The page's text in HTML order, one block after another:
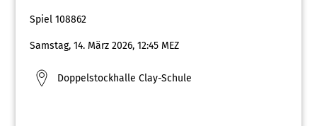
Spiel 108862
Samstag, 14. März 2026, 12:45 MEZ
Doppelstockhalle Clay-Schule